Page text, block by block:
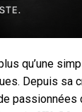
qu’une
Depuis sa
passionnées